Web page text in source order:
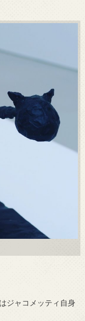
ジャコメッティ自身